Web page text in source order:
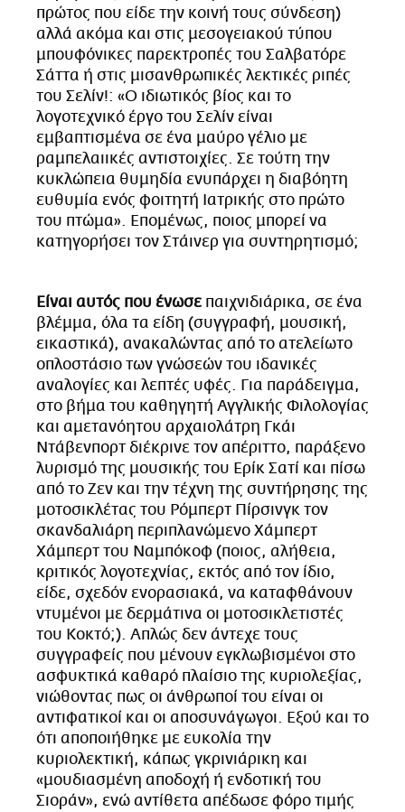
πρώτος που είδε την κοινή τους σύνδεση)
αλλά ακόμα και στις μεσογειακού τύπου
μπουφόνικες παρεκτροπές του Σαλβατόρε
Σάττα ή στις μισανθρωπικές λεκτικές ριπές
του Σελίν!: «Ο ιδιωτικός βίος και το
λογοτεχνικό έργο του Σελίν είναι
εμβαπτισμένα σε ένα μαύρο γέλιο με
ραμπελαιικές αντιστοιχίες. Σε τούτη την
κυκλώπεια θυμηδία ενυπάρχει η διαβόητη
ευθυμία ενός φοιτητή Ιατρικής στο πρώτο
του πτώμα». Επομένως, ποιος μπορεί να
κατηγορήσει τον Στάινερ για συντηρητισμό;
Είναι αυτός που ένωσε παιχνιδιάρικα, σε ένα
βλέμμα, όλα τα είδη (συγγραφή, μουσική,
εικαστικά), ανακαλώντας από το ατελείωτο
οπλοστάσιο των γνώσεών του ιδανικές
αναλογίες και λεπτές υφές. Για παράδειγμα,
στο βήμα του καθηγητή Αγγλικής Φιλολογίας
και αμετανόητου αρχαιολάτρη Γκάι
Ντάβενπορτ διέκρινε τον απέριττο, παράξενο
λυρισμό της μουσικής του Ερίκ Σατί και πίσω
από το Ζεν και την τέχνη της συντήρησης της
μοτοσικλέτας του Ρόμπερτ Πίρσινγκ τον
σκανδαλιάρη περιπλανώμενο Χάμπερτ
Χάμπερτ του Ναμπόκοφ (ποιος, αλήθεια,
κριτικός λογοτεχνίας, εκτός από τον ίδιο,
είδε, σχεδόν ενορασιακά, να καταφθάνουν
ντυμένοι με δερμάτινα οι μοτοσικλετιστές
του Κοκτό;). Απλώς δεν άντεχε τους
συγγραφείς που μένουν εγκλωβισμένοι στο
ασφυκτικά καθαρό πλαίσιο της κυριολεξίας,
νιώθοντας πως οι άνθρωποί του είναι οι
αντιφατικοί και οι αποσυνάγωγοι. Εξού και το
ότι αποποιήθηκε με ευκολία την
κυριολεκτική, κάπως γκρινιάρικη και
«μουδιασμένη αποδοχή ή ενδοτική του
Σιοράν», ενώ αντίθετα απέδωσε φόρο τιμής